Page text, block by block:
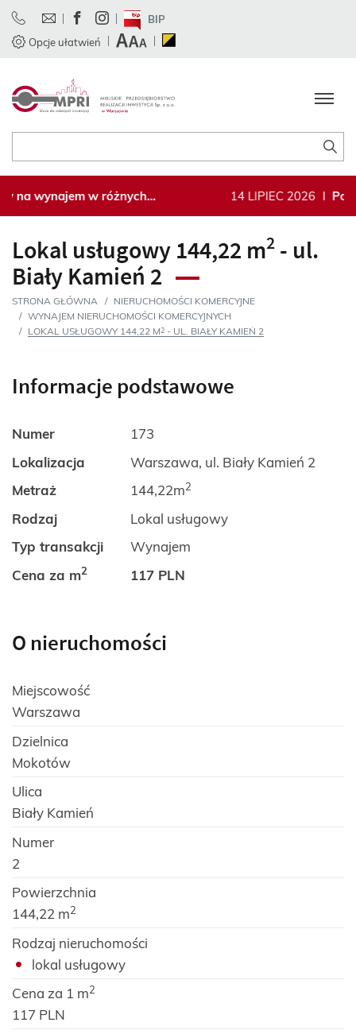
Przejdź do treści
Opcje ułatwień Ustawienia czcionki
Zmień kontrast
Facebook
Instagram
BIP
w różnych
14 LIPIEC 2026 ǀ
Lokal usługowy 144,22 m2 - ul.
Biały Kamień 2
STRONA GŁÓWNA
NIERUCHOMOŚCI KOMERCYJNE
WYNAJEM NIERUCHOMOŚCI KOMERCYJNYCH
LOKAL USŁUGOWY 144,22 M2 - UL. BIAŁY KAMIEŃ 2
Informacje podstawowe
Numer
173
Lokalizacja
Warszawa, ul. Biały Kamień 2
Metraż
144,22m2
Rodzaj
Lokal usługowy
Typ transakcji
Wynajem
Cena za m2 117 PLN
O nieruchomości
Miejscowość
Warszawa
Dzielnica
Mokotów
Ulica
Biały Kamień
Numer
2
Powierzchnia
144,22 m2
Rodzaj nieruchomości
lokal usługowy
Cena za 1 m2
117 PLN